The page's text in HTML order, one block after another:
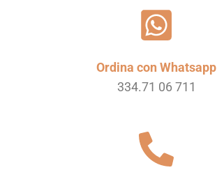
Ordina con Whatsapp
334.71 06 711